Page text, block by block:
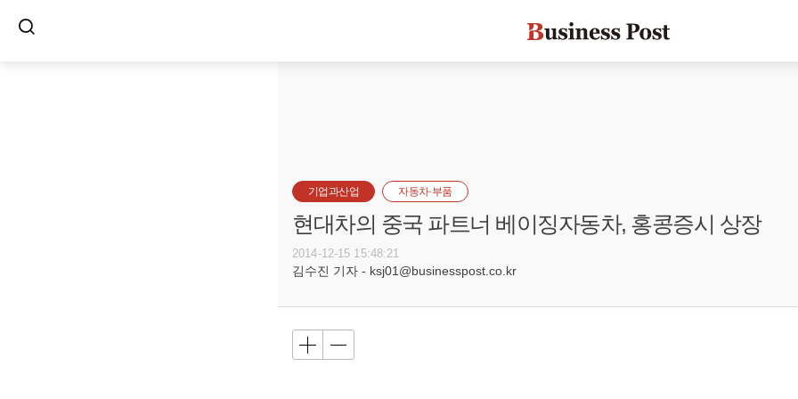
기업과산업 자동차·부품
현대차의 중국 파트너 베이징자동차, 홍콩증시 상장
2014-12-15 15:48:21
김수진 기자 - ksj01@businesspost.co.kr